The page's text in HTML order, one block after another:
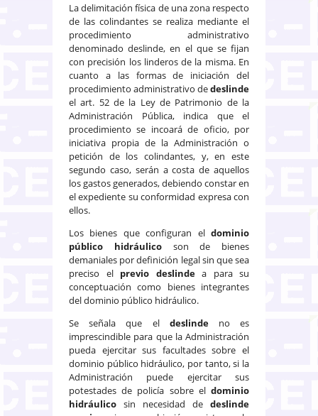
La delimitación física de una zona respecto
de las colindantes se realiza mediante el
procedimiento administrativo
denominado deslinde, en el que se fijan
con precisión los linderos de la misma. En
cuanto a las formas de iniciación del
procedimiento administrativo dedeslinde
el art. 52 de la Ley de Patrimonio de la
Administración Pública, indica que el
procedimiento se incoará de oficio, por
iniciativa propia de la Administración o
petición de los colindantes, y, en este
segundo caso, serán a costa de aquellos
los gastos generados, debiendo constar en
el expediente su conformidad expresa con
ellos.
Los bienes que configuran el dominio
público hidráulicoson de bienes
demaniales por definición legal sin que sea
preciso el previo deslindea para su
conceptuación como bienes integrantes
del dominio público hidráulico.
Se señala que el deslindeno es
imprescindible para que la Administración
pueda ejercitar sus facultades sobre el
dominio público hidráulico, por tanto, si la
Administración puede ejercitar sus
potestades de policía sobre el dominio
hidráulico sin necesidad de deslinde